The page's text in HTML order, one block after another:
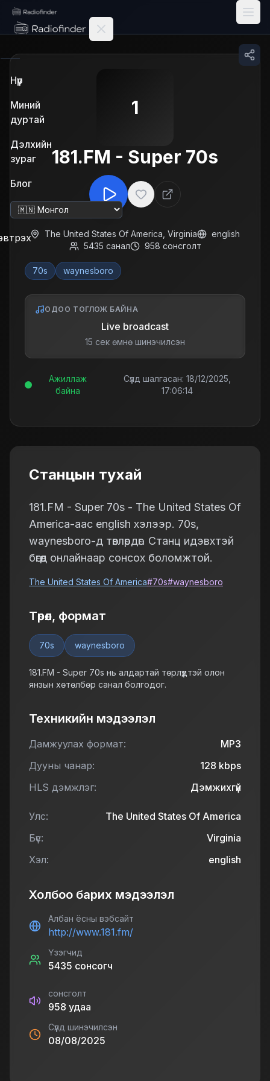
Radiofinder home
Нүүр
Миний
дуртай
Дэлхийн
зураг
Блог
Хэл солих
1
181.FM - Super 70s
The United States Of America Virginia
english
5435 санал 958 сонсголт
70s waynesboro
ОДОО ТОГЛОЖ БАЙНА
Live broadcast
15 сек өмнө шинэчилсэн
Ажиллаж
байна
Сүүлд шалгасан: 18/12/2025,
17:06:14
Станцын тухай
181.FM - Super 70s - The United States Of
America-аас english хэлээр. 70s,
waynesboro-д төвлөрдөг. Станц идэвхтэй
бөгөөд онлайнаар сонсох боломжтой.
The United States Of America#70s#waynesboro
Төрөл, формат
70s waynesboro
181.FM - Super 70s нь алдартай төрлүүдтэй олон
янзын хөтөлбөр санал болгодог.
Техникийн мэдээлэл
Дамжуулах формат:
MP3
Дууны чанар:
128 kbps
HLS дэмжлэг:
Дэмжихгүй
Улс:
The United States Of America
Бүс:
Virginia
Хэл:
english
Холбоо барих мэдээлэл
Албан ёсны вэбсайт
http://www.181.fm/
Үзэгчид
5435 сонсогч
сонсголт
958 удаа
Сүүлд шинэчилсэн
08/08/2025